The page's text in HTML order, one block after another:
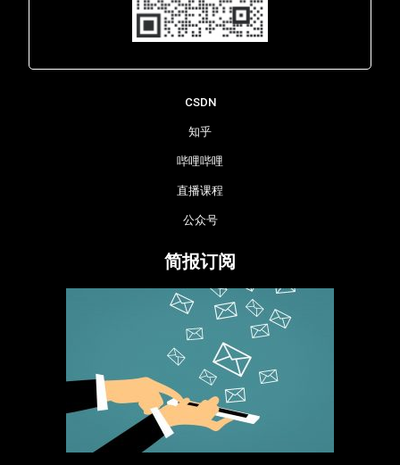
CSDN
知乎
哔哩哔哩
直播课程
公众号
简报订阅